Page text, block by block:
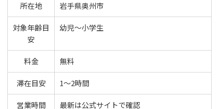
所在地 岩手県奥州市
対象年齢目
安
幼児〜小学生
料金 無料
滞在目安 1〜2時間
営業時間 最新は公式サイトで確認